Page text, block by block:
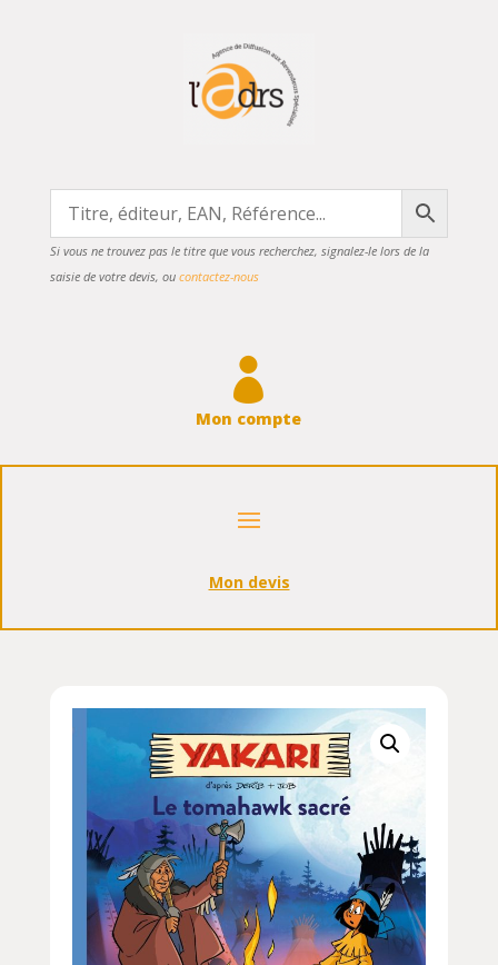
Si vous ne trouvez pas le titre que vous recherchez, signalez-le lors de la
saisie de votre devis, ou contactez-nous

Mon compte
Mon devis